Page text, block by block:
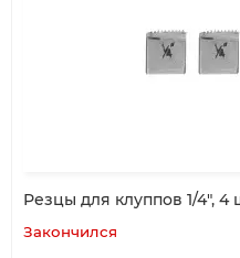
Резцы для клуппов 1/4", 4
Закончился